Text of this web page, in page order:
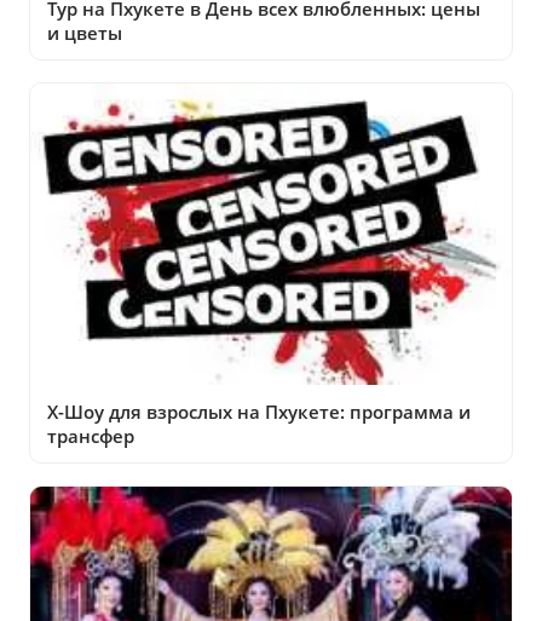
Тур на Пхукете в День всех влюбленных: цены
и цветы
Х-Шоу для взрослых на Пхукете: программа и
трансфер